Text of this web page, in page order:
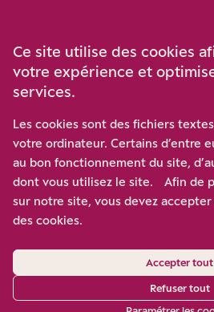
Participez à notre effort pour
luttant contre l’ascension
disqualification de
confrontation des idées
Nous soutenir
Ce site utilise des cookies
votre expérience et
services.
Les cookies sont des fichiers
votre ordinateur. Certains d’entre
au bon fonctionnement du site,
dont vous utilisez le site. Afin de
sur notre site, vous devez
des cookies.
Accepter tout
Refuser tout